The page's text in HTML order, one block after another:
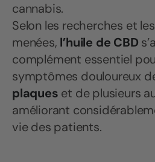
cannabis.
Selon les recherches et
menées, l’huile de CBD
complément essentiel
symptômes douloureux
plaques et de plusieurs
améliorant
vie des patients.